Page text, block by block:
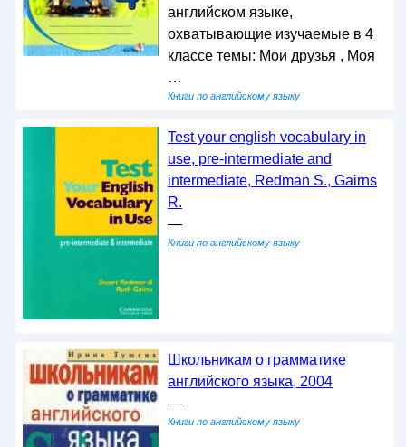
английском языке,
охватывающие изучаемые в 4
классе темы: Мои друзья , Моя
…
Книги по английскому языку
Test your english vocabulary in
use, pre-intermediate and
intermediate, Redman S., Gairns
R.
—
Книги по английскому языку
Школьникам о грамматике
английского языка, 2004
—
Книги по английскому языку